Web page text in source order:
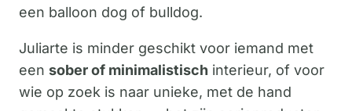
een balloon dog of bulldog.
Juliarte is minder geschikt voor iemand met
een sober of minimalistisch interieur, of voor
wie op zoek is naar unieke, met de hand